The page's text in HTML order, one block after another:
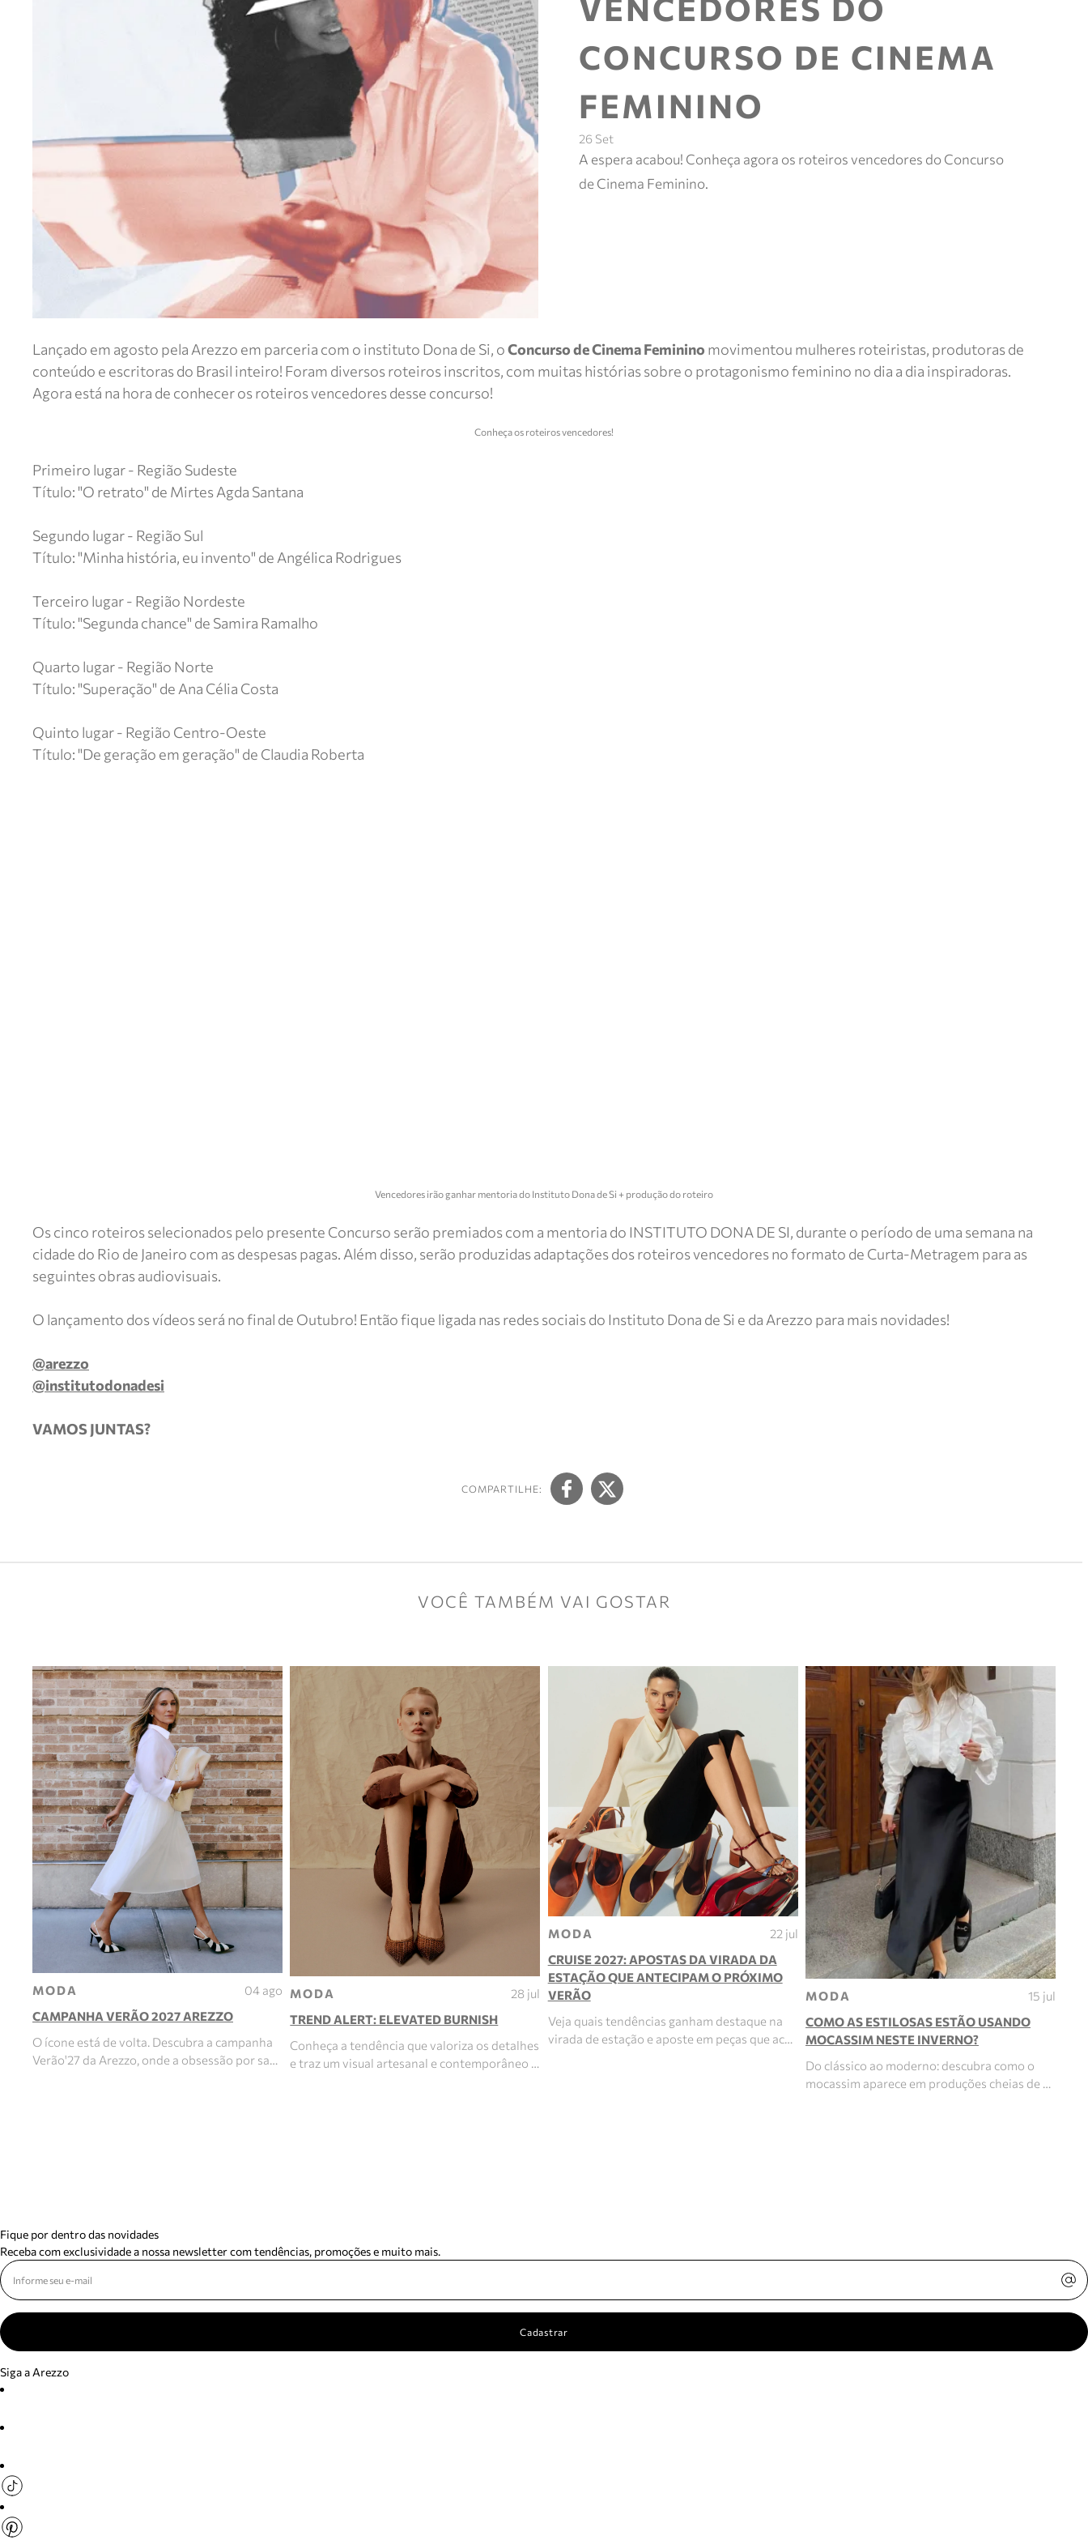
pedidos
Acompanhe
CONCURSO DE CINEMA
FEMININO
26 Set
A espera acabou! Conheça agora os roteiros vencedores do Concurso
de Cinema Feminino.
Lançado em agosto pela Arezzo em parceria com o instituto Dona de Si, oConcurso de Cinema Feminino movimentou mulheres roteiristas, produtoras de
conteúdo e escritoras do Brasil inteiro! Foram diversos roteiros inscritos, com muitas histórias sobre o protagonismo feminino no dia a dia inspiradoras.
Agora está na hora de conhecer os roteiros vencedores desse concurso!
Conheça os roteiros vencedores!
Primeiro lugar - Região Sudeste
Título: "O retrato" de Mirtes Agda Santana
Segundo lugar - Região Sul
Título: "Minha história, eu invento" de Angélica Rodrigues
Terceiro lugar - Região Nordeste
Título: "Segunda chance" de Samira Ramalho
Quarto lugar - Região Norte
Título: "Superação" de Ana Célia Costa
Quinto lugar - Região Centro-Oeste
Título: "De geração em geração" de Claudia Roberta
Vencedores irão ganhar mentoria do Instituto Dona de Si + produção do roteiro
Os cinco roteiros selecionados pelo presente Concurso serão premiados com a mentoria do INSTITUTO DONA DE SI, durante o período de uma semana na
cidade do Rio de Janeiro com as despesas pagas. Além disso, serão produzidas adaptações dos roteiros vencedores no formato de Curta-Metragem para as
seguintes obras audiovisuais.
O lançamento dos vídeos será no final de Outubro! Então fique ligada nas redes sociais do Instituto Dona de Si e da Arezzo para mais novidades!
@arezzo
@institutodonadesi
VAMOS JUNTAS?
COMPARTILHE:
VOCÊ TAMBÉM VAI GOSTAR
MODA
04 ago
CAMPANHA VERÃO 2027 AREZZO
O ícone está de volta. Descubra a campanha
Verão'27 da Arezzo, onde a obsessão por sa…
MODA
28 jul
TREND ALERT: ELEVATED BURNISH
Conheça a tendência que valoriza os detalhes
e traz um visual artesanal e contemporâneo …
MODA
22 jul
CRUISE 2027: APOSTAS DA VIRADA DA
ESTAÇÃO QUE ANTECIPAM O PRÓXIMO
VERÃO
Veja quais tendências ganham destaque na
virada de estação e aposte em peças que ac…
MODA
15 jul
COMO AS ESTILOSAS ESTÃO USANDO
MOCASSIM NESTE INVERNO?
Do clássico ao moderno: descubra como o
mocassim aparece em produções cheias de …
Fique por dentro das novidades
Receba com exclusividade a nossa newsletter com tendências, promoções e muito mais.
Cadastrar
Siga a Arezzo